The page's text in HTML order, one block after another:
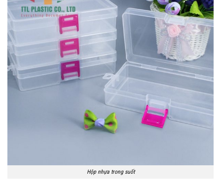
Hộp nhựa trong suốt